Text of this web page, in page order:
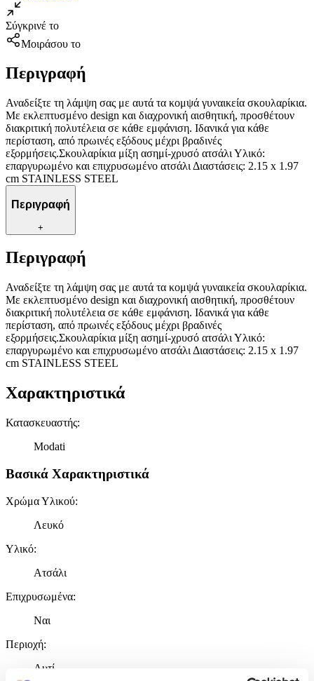
Σύγκρινέ το
Μοιράσου το
Περιγραφή
Αναδείξτε τη λάμψη σας με αυτά τα κομψά γυναικεία σκουλαρίκια.
Με εκλεπτυσμένο design και διαχρονική αισθητική, προσθέτουν
διακριτική πολυτέλεια σε κάθε εμφάνιση. Ιδανικά για κάθε
περίσταση, από πρωινές εξόδους μέχρι βραδινές
εξορμήσεις.Σκουλαρίκια μίξη ασημί-χρυσό ατσάλι Υλικό:
επαργυρωμένο και επιχρυσωμένο ατσάλι Διαστάσεις: 2.15 x 1.97
cm STAINLESS STEEL
Περιγραφή
+
Περιγραφή
Αναδείξτε τη λάμψη σας με αυτά τα κομψά γυναικεία σκουλαρίκια.
Με εκλεπτυσμένο design και διαχρονική αισθητική, προσθέτουν
διακριτική πολυτέλεια σε κάθε εμφάνιση. Ιδανικά για κάθε
περίσταση, από πρωινές εξόδους μέχρι βραδινές
εξορμήσεις.Σκουλαρίκια μίξη ασημί-χρυσό ατσάλι Υλικό:
επαργυρωμένο και επιχρυσωμένο ατσάλι Διαστάσεις: 2.15 x 1.97
cm STAINLESS STEEL
Χαρακτηριστικά
Κατασκευαστής:
Modati
Βασικά Χαρακτηριστικά
Χρώμα Υλικού:
Λευκό
Υλικό:
Ατσάλι
Επιχρυσωμένα:
Ναι
Περιοχή:
Αυτί